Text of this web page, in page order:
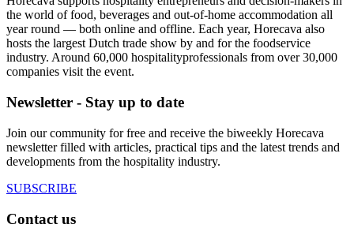
the world of food, beverages and out-of-home accommodation all
year round — both online and offline. Each year, Horecava also
hosts the largest Dutch trade show by and for the foodservice
industry. Around 60,000 hospitalityprofessionals from over 30,000
companies visit the event.
Newsletter - Stay up to date
Join our community for free and receive the biweekly Horecava
newsletter filled with articles, practical tips and the latest trends and
developments from the hospitality industry.
SUBSCRIBE
Contact us